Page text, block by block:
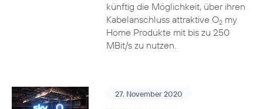
künftig die Möglichkeit, über ihren
Kabelanschluss attraktive O2my
Home Produkte mit bis zu 250
MBit/s zu nutzen.
27. November 2020